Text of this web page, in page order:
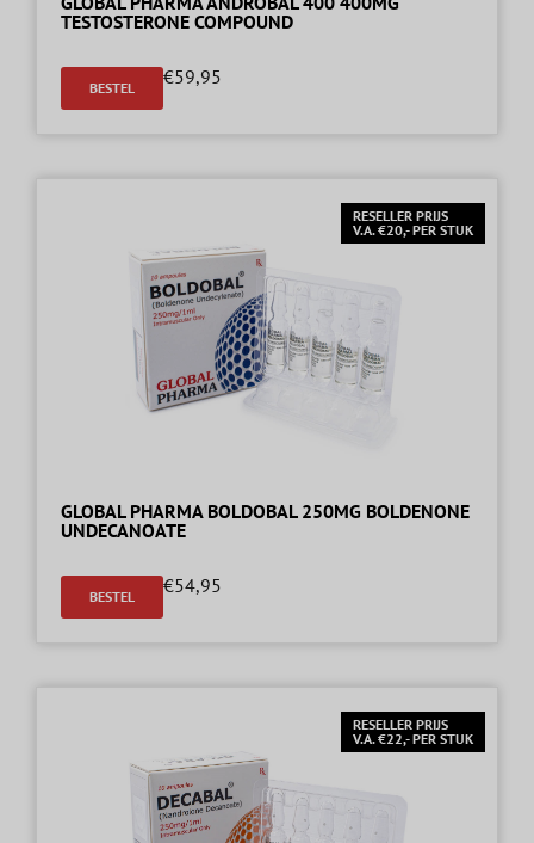
TESTOSTERONE COMPOUND
BESTEL €59,95
RESELLER PRIJS
V.A. €20,- PER STUK
GLOBAL PHARMA BOLDOBAL 250MG BOLDENONE
UNDECANOATE
BESTEL €54,95
RESELLER PRIJS
V.A. €22,- PER STUK